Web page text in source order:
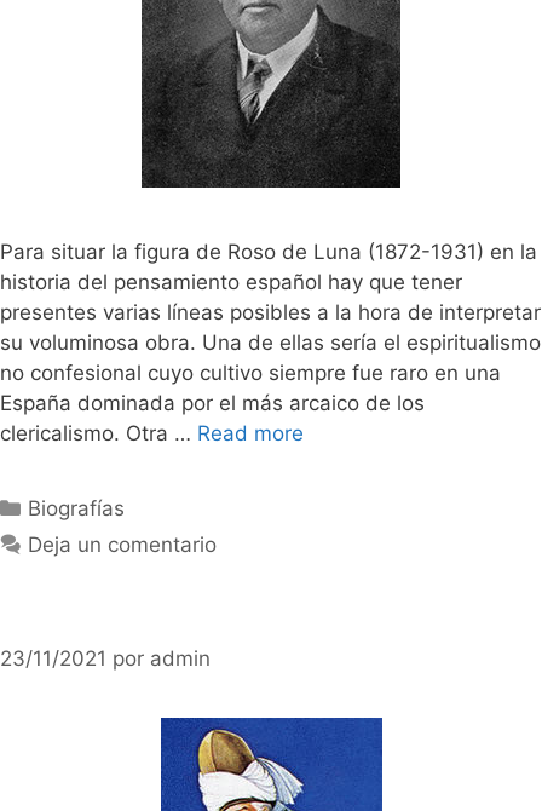
Para situar la figura de Roso de Luna (1872-1931) en la
historia del pensamiento español hay que tener
presentes varias líneas posibles a la hora de interpretar
su voluminosa obra. Una de ellas sería el espiritualismo
no confesional cuyo cultivo siempre fue raro en una
España dominada por el más arcaico de los
clericalismo. Otra … Read more
Categorías
Biografías
Deja un comentario
23/11/2021 por admin